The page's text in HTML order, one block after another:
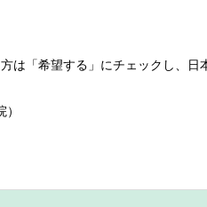
「希望する」にチェックし、日